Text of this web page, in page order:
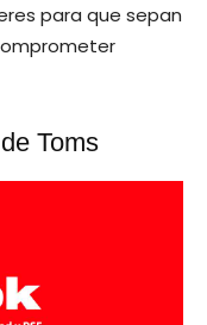
para que sepan
Toms